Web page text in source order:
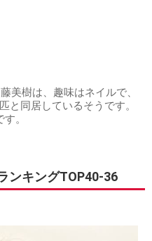
美樹は、趣味はネイルで、
と同居しているそうです。
。
ンキングTOP40-36